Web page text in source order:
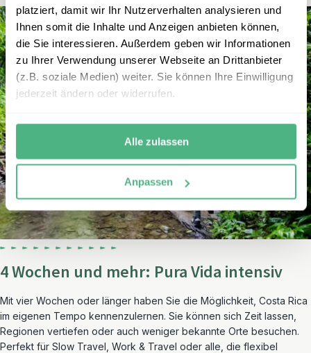
platziert, damit wir Ihr Nutzerverhalten analysieren und
Ihnen somit die Inhalte und Anzeigen anbieten können,
die Sie interessieren. Außerdem geben wir Informationen
zu Ihrer Verwendung unserer Webseite an Drittanbieter
(z.B. soziale Medien) weiter. Sie können Ihre Einwilligung
jederzeit ändern oder widerrufen.
Alle zulassen
Anpassen
4 Wochen und mehr: Pura Vida intensiv
Mit vier Wochen oder länger haben Sie die Möglichkeit, Costa Rica
im eigenen Tempo kennenzulernen. Sie können sich Zeit lassen,
Regionen vertiefen oder auch weniger bekannte Orte besuchen.
Perfekt für Slow Travel, Work & Travel oder alle, die flexibel